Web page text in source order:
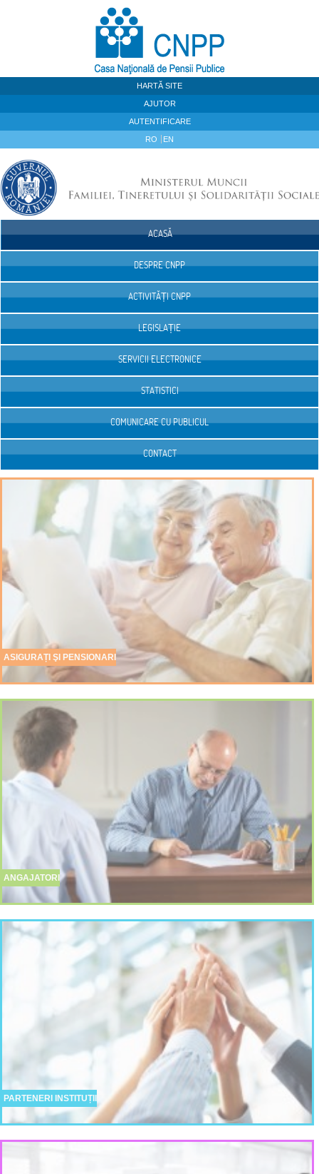
HARTĂ SITE
AJUTOR
AUTENTIFICARE
RO EN
ACASĂ
DESPRE CNPP
ACTIVITĂȚI CNPP
LEGISLAȚIE
SERVICII ELECTRONICE
STATISTICI
COMUNICARE CU PUBLICUL
CONTACT
ASIGURAȚI ŞI PENSIONARI
ANGAJATORI
PARTENERI INSTITUȚII